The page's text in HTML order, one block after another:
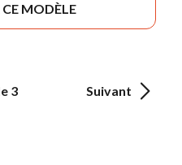
MODÈLE
3 Suivant